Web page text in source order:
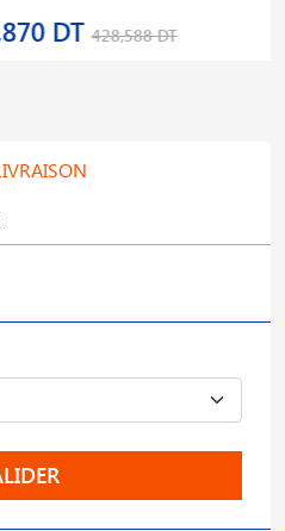
DT428,588 DT